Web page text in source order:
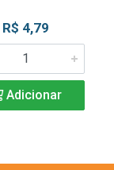
R$ 4,79
Adicionar